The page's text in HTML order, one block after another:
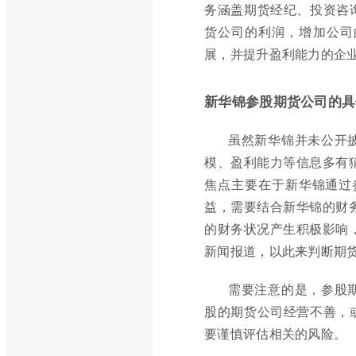
务涵盖期货经纪、投资
货公司的利润，增加公
展，并提升盈利能力的企
新华锦参股期货公司的
虽然新华锦并未公开
模、盈利能力等信息多有
焦点主要在于新华锦通
益，需要结合新华锦的财
的财务状况产生积极影响
新闻报道，以此来判断期
需要注意的是，参股
股的期货公司经营不善
要谨慎评估相关的风险。